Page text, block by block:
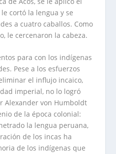
cortó la lengua y se
a cuatro caballos. Como
le cercenaron la cabeza.
para con los indígenas
Pese a los esfuerzos
el influjo incaico,
imperial, no lo logró
Alexander von Humboldt
de la época colonial:
la lengua peruana,
de los incas ha
de los indígenas que